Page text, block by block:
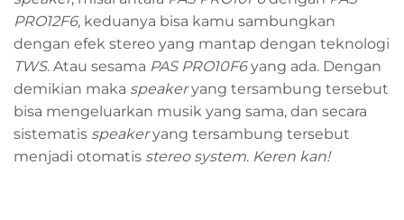
PRO12F6, keduanya bisa kamu sambungkan
dengan efek stereo yang mantap dengan teknologi
TWS. Atau sesama PAS PRO10F6yang ada. Dengan
demikian maka speakeryang tersambung tersebut
bisa mengeluarkan musik yang sama, dan secara
sistematis speakeryang tersambung tersebut
menjadi otomatis stereo system. Keren kan!